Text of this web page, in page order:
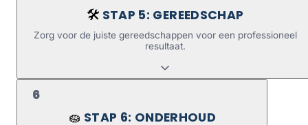
🛠️ STAP 5: GEREEDSCHAP
Zorg voor de juiste gereedschappen voor een professioneel
resultaat.
6
🧽 STAP 6: ONDERHOUD